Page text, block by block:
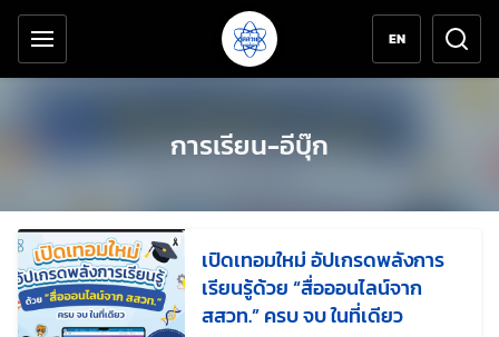
ข้ามไปยังเนื้อหาหลัก
เครื่องมือช่วยเหลือ
EN
การเรียน-อีบุ๊ก
เปิดเทอมใหม่ อัปเกรดพลังการ
เรียนรู้ด้วย “สื่อออนไลน์จาก
สสวท.” ครบ จบ ในที่เดียว